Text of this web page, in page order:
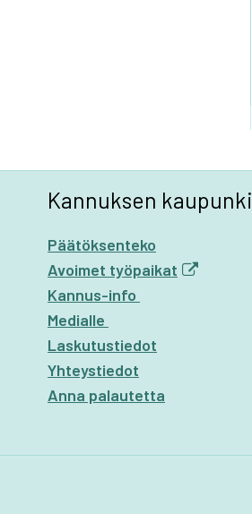
Kannuksen kaupunki
Päätöksenteko
Avoimet työpaikat
Kannus-info
Medialle
Laskutustiedot
Yhteystiedot
Anna palautetta